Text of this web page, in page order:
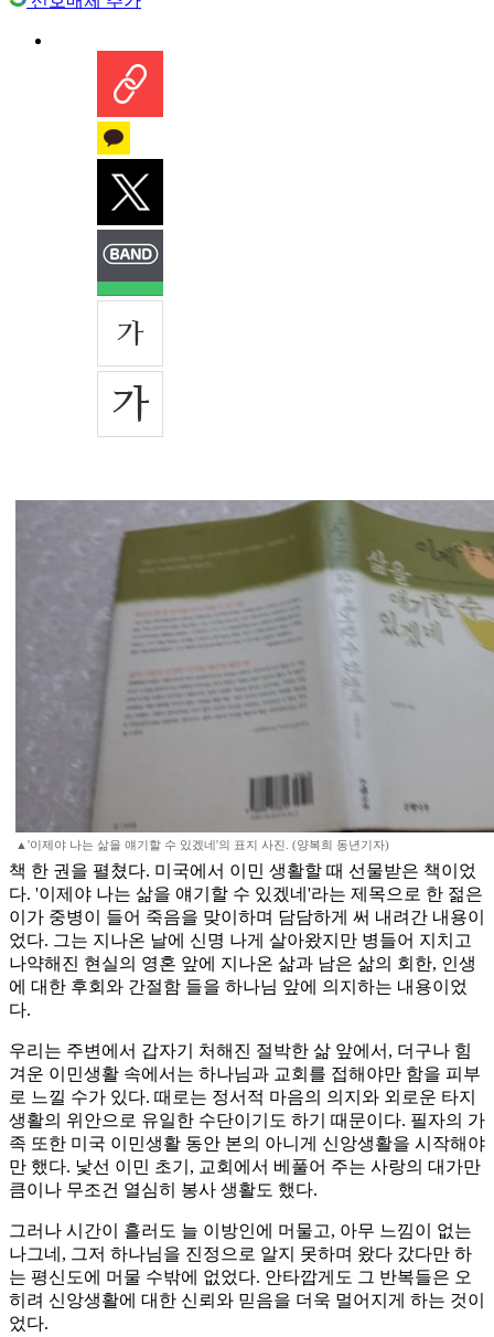
▲'이제야 나는 삶을 얘기할 수 있겠네'의 표지 사진. (양복희 동년기자)
책 한 권을 펼쳤다. 미국에서 이민 생활할 때 선물받은 책이었
다. '이제야 나는 삶을 얘기할 수 있겠네'라는 제목으로 한 젊은
이가 중병이 들어 죽음을 맞이하며 담담하게 써 내려간 내용이
었다. 그는 지나온 날에 신명 나게 살아왔지만 병들어 지치고
나약해진 현실의 영혼 앞에 지나온 삶과 남은 삶의 회한, 인생
에 대한 후회와 간절함 들을 하나님 앞에 의지하는 내용이었
다.
우리는 주변에서 갑자기 처해진 절박한 삶 앞에서, 더구나 힘
겨운 이민생활 속에서는 하나님과 교회를 접해야만 함을 피부
로 느낄 수가 있다. 때로는 정서적 마음의 의지와 외로운 타지
생활의 위안으로 유일한 수단이기도 하기 때문이다. 필자의 가
족 또한 미국 이민생활 동안 본의 아니게 신앙생활을 시작해야
만 했다. 낯선 이민 초기, 교회에서 베풀어 주는 사랑의 대가만
큼이나 무조건 열심히 봉사 생활도 했다.
그러나 시간이 흘러도 늘 이방인에 머물고, 아무 느낌이 없는
나그네, 그저 하나님을 진정으로 알지 못하며 왔다 갔다만 하
는 평신도에 머물 수밖에 없었다. 안타깝게도 그 반복들은 오
히려 신앙생활에 대한 신뢰와 믿음을 더욱 멀어지게 하는 것이
었다.